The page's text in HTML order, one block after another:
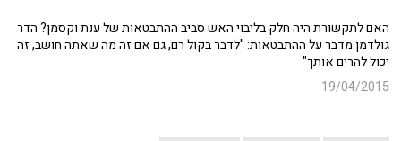
האם לתקשורת היה חלק בליבוי האש סביב ההתבטאות של ענת וקסמן? הדר
גולדמן מדבר על ההתבטאות: "לדבר בקול רם, גם אם זה מה שאתה חושב, זה
יכול להרים אותך"
19/04/2015